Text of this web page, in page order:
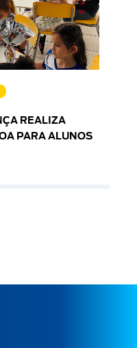
REALIZA
PARA ALUNOS